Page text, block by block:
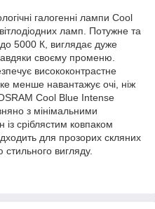
галогенні лампи Cool
ламп. Потужне та
до 5000 К, виглядає дуже
своєму променю.
висококонтрастне
менше навантажує очі, ніж
Cool Blue Intense
з мінімальними
сріблястим ковпаком
для прозорих скляних
вигляду.